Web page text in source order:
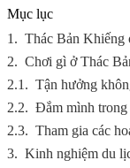
Mục lục
1. Thác Bản Khiếng
2. Chơi gì ở Thác
2.1. Tận hưởng
2.2. Đắm mình trong
2.3. Tham gia các
3. Kinh nghiệm du